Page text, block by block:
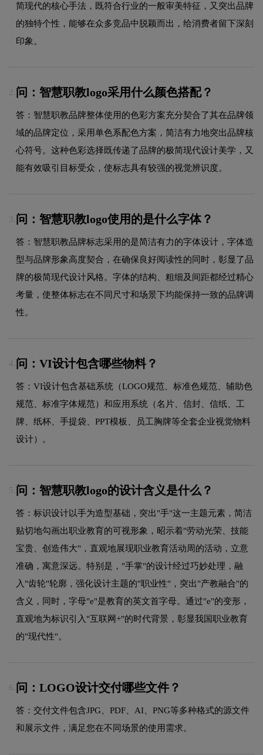
简现代的核心手法，既符合行业的一般审美特征，又突出品牌
的独特个性，能够在众多竞品中脱颖而出，给消费者留下深刻
印象。
2. 问：智慧职教logo采用什么颜色搭配？
答：智慧职教品牌整体使用的色彩方案充分契合了其在品牌领
域的品牌定位，采用单色系配色方案，简洁有力地突出品牌核
心符号。这种色彩选择既传递了品牌的极简现代设计美学，又
能有效吸引目标受众，使标志具有较强的视觉辨识度。
3. 问：智慧职教logo使用的是什么字体？
答：智慧职教品牌标志采用的是简洁有力的字体设计，字体造
型与品牌形象高度契合，在确保良好阅读性的同时，彰显了品
牌的极简现代设计风格。字体的结构、粗细及间距都经过精心
考量，使整体标志在不同尺寸和场景下均能保持一致的品牌调
性。
4. 问：VI设计包含哪些物料？
答：VI设计包含基础系统（LOGO规范、标准色规范、辅助色
规范、标准字体规范）和应用系统（名片、信封、信纸、工
牌、纸杯、手提袋、PPT模板、员工胸牌等全套企业视觉物料
设计）。
5. 问：智慧职教logo的设计含义是什么？
答：标识设计以手为造型基础，突出"手"这一主题元素，简洁
贴切地勾画出职业教育的可视形象，昭示着"劳动光荣、技能
宝贵、创造伟大"，直观地展现职业教育活动周的活动，立意
准确，寓意深远。特别是，"手掌"的设计经过巧妙处理，融
入"齿轮"轮廓，强化设计主题的"职业性"，突出"产教融合"的
含义，同时，字母"e"是教育的英文首字母。通过"e"的变形，
直观地为标识引入"互联网+"的时代背景，彰显我国职业教育
的"现代性"。
6. 问：LOGO设计交付哪些文件？
答：交付文件包含JPG、PDF、AI、PNG等多种格式的源文件
和展示文件，满足您在不同场景的使用需求。